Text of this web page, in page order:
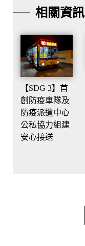
相關資訊
【SDG 3】首
創防疫車隊及
防疫派遣中心
公私協力組建
安心接送